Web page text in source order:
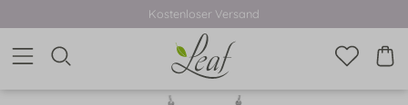
Kostenloser Versand